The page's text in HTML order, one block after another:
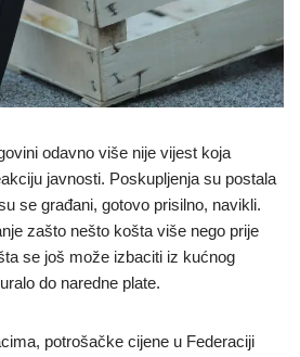
odavno više nije vijest koja
javnosti. Poskupljenja su postala
se građani, gotovo prisilno, navikli.
zašto nešto košta više nego prije
se još može izbaciti iz kućnog
do naredne plate.
potrošačke cijene u Federaciji